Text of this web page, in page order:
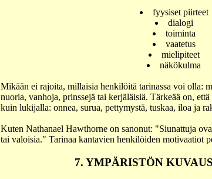
fyysiset piirteet
dialogi
toiminta
vaatetus
mielipiteet
näkökulma
Mikään ei rajoita, millaisia henkilöitä tarinassa voi olla:
nuoria, vanhoja, prinssejä tai kerjäläisiä. Tärkeää on,
kuin lukijalla: onnea, surua, pettymystä, tuskaa, iloa ja
Kuten Nathanael Hawthorne on sanonut: "Siunattuja
tai valoisia." Tarinaa kantavien henkilöiden motivaatiot
7. YMPÄRISTÖN